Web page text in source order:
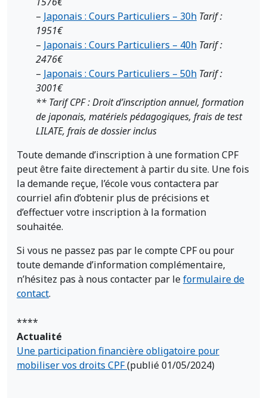
– Japonais : Cours Particuliers – 30h Tarif :
1951€
– Japonais : Cours Particuliers – 40h Tarif :
2476€
– Japonais : Cours Particuliers – 50h Tarif :
3001€
** Tarif CPF : Droit d’inscription annuel, formation
de japonais, matériels pédagogiques, frais de test
LILATE, frais de dossier inclus
Toute demande d’inscription à une formation CPF
peut être faite directement à partir du site. Une fois
la demande reçue, l’école vous contactera par
courriel afin d’obtenir plus de précisions et
d’effectuer votre inscription à la formation
souhaitée.
Si vous ne passez pas par le compte CPF ou pour
toute demande d’information complémentaire,
n’hésitez pas à nous contacter par leformulaire de
contact.
****
Actualité
Une participation financière obligatoire pour
mobiliser vos droits CPF(publié 01/05/2024)